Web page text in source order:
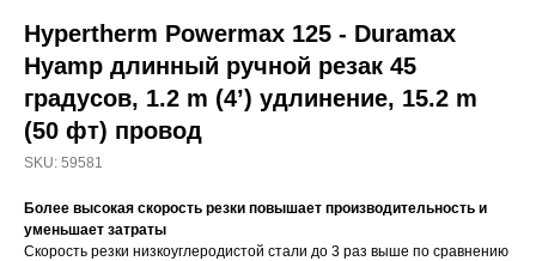
Hypertherm Powermax 125 - Duramax
Hyamp длинный ручной резак 45
градусов, 1.2 m (4’) удлинение, 15.2 m
(50 фт) провод
SKU: 59581
Более высокая скорость резки повышает производительность и
уменьшает затраты
Скорость резки низкоуглеродистой стали до 3 раз выше по сравнению